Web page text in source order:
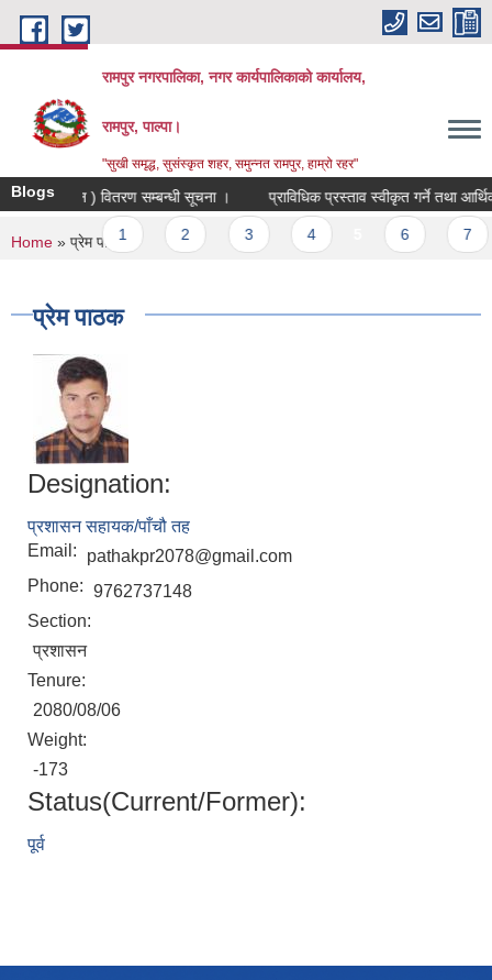
Skip to main content
रामपुर नगरपालिका, नगर कार्यपालिकाको कार्यालय,
रामपुर, पाल्पा।
"सुखी समृद्ध, सुसंस्कृत शहर, समुन्नत रामपुर, हाम्रो रहर"
Blogs वर्षे घाँसहरुको बिऊ ( टियोसेन्टी र सुडान ) वितरण सम्बन्धी सूचना । प्राविधिक प्रस्ताव स्वीकृत गर्ने तथा
1
You are here
Home » प्रेम पाठक
प्रेम पाठक
Designation:
प्रशासन सहायक/पाँचौ तह
Email:
pathakpr2078@gmail.com
Phone: 9762737148
Section:
प्रशासन
Tenure:
2080/08/06
Weight:
-173
Status(Current/Former):
पूर्व